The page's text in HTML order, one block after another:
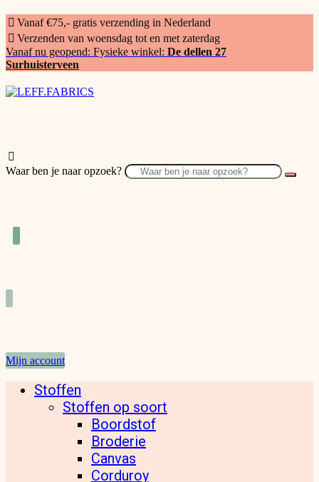
Vanaf €75,- gratis verzending in Nederland
Verzenden van woensdag tot en met zaterdag
Vanaf nu geopend: Fysieke winkel: De dellen 27
Surhuisterveen
Waar ben je naar opzoek?
Mijn account
Stoffen
Stoffen op soort
Boordstof
Broderie
Canvas
Corduroy